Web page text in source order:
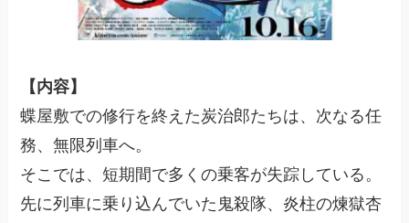
【内容】
蝶屋敷での修行を終えた炭治郎たちは、次なる任
務、無限列車へ。
そこでは、短期間で多くの乗客が失踪している。
先に列車に乗り込んでいた鬼殺隊、炎柱の煉獄杏